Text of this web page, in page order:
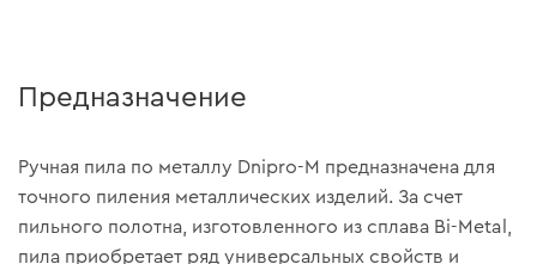
Предназначение
Ручная пила по металлу Dnipro-M предназначена для
точного пиления металлических изделий. За счет
пильного полотна, изготовленного из сплава Bi-Metal,
пила приобретает ряд универсальных свойств и